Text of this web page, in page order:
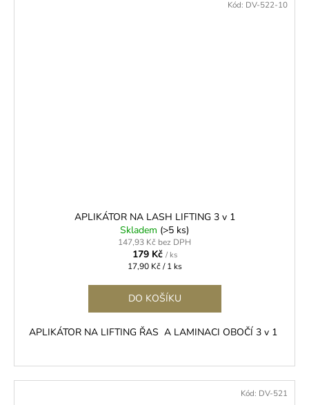
APLIKÁTOR NA LASH LIFTING 3 v 1
Skladem (>5 ks)
147,93 Kč bez DPH
179 Kč / ks
Měrná
17,90 Kč / 1 ks
DO KOŠÍKU
APLIKÁTOR NA LIFTING ŘAS A LAMINACI OBOČÍ 3 v 1
Kód: DV-522-10
Kód: DV-521